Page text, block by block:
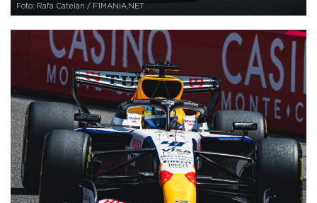
Foto: Rafa Catelan / F1MANIA.NET